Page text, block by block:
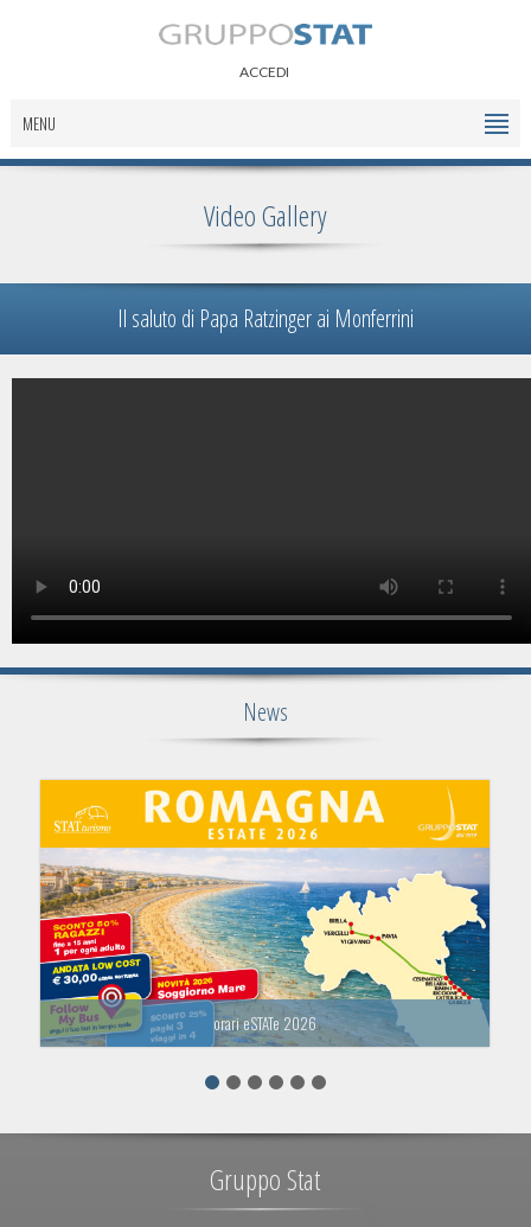
ACCEDI
MENU
Video Gallery
Il saluto di Papa Ratzinger ai Monferrini
News
orari eSTATe 2026
Gruppo Stat